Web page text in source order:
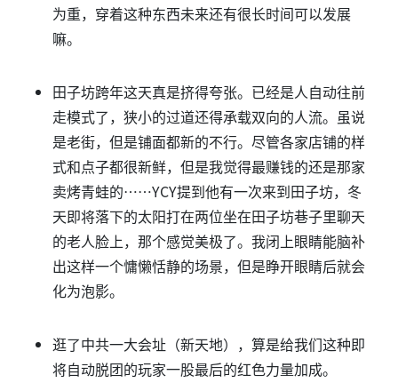
为重，穿着这种东西未来还有很长时间可以发展
嘛。
田子坊跨年这天真是挤得夸张。已经是人自动往前
走模式了，狭小的过道还得承载双向的人流。虽说
是老街，但是铺面都新的不行。尽管各家店铺的样
式和点子都很新鲜，但是我觉得最赚钱的还是那家
卖烤青蛙的……YCY提到他有一次来到田子坊，冬
天即将落下的太阳打在两位坐在田子坊巷子里聊天
的老人脸上，那个感觉美极了。我闭上眼睛能脑补
出这样一个慵懒恬静的场景，但是睁开眼睛后就会
化为泡影。
逛了中共一大会址（新天地），算是给我们这种即
将自动脱团的玩家一股最后的红色力量加成。